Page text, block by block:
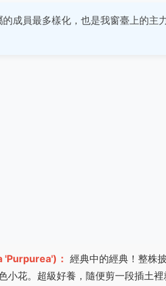
的成員最多樣化，也是我窗臺上的主
： 經典中的經典！整株
小花。超級好養，隨便剪一段插土